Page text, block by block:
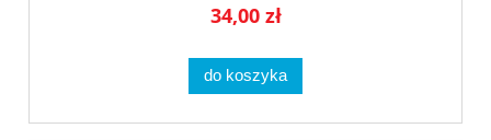
34,00 zł
do koszyka